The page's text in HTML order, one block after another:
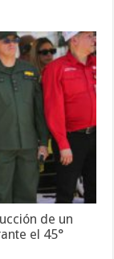
de un
el 45°